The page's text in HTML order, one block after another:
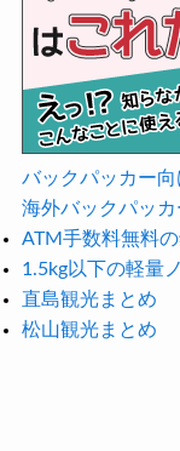
バックパッカー
海外バックパッ
ATM手数料無料
1.5kg以下の軽量
直島観光まとめ
松山観光まとめ